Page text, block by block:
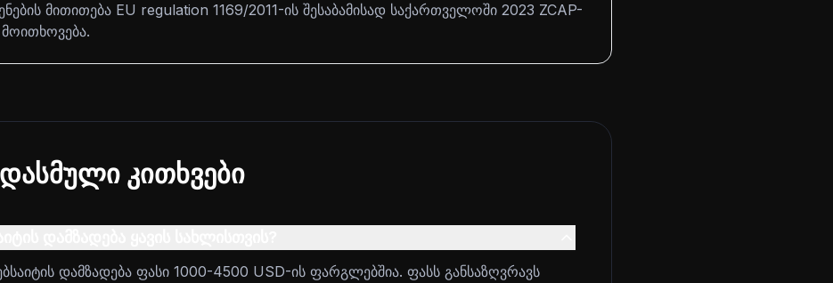
მითითება EU regulation 1169/2011-ის შესაბამისად საქართველოში 2023 ZCAP-
კითხვები
დამზადება ფასი 1000-4500 USD-ის ფარგლებშია. ფასს განსაზღვრავს